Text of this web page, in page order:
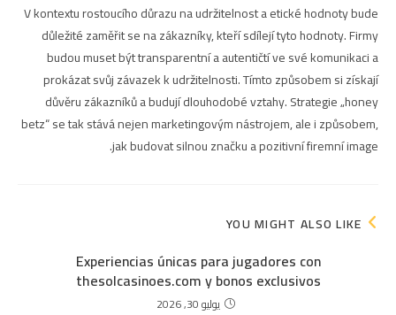
V kontextu rostoucího důrazu na udržitelnost a etické hodnoty bude
důležité zaměřit se na zákazníky, kteří sdílejí tyto hodnoty. Firmy
budou muset být transparentní a autentičtí ve své komunikaci a
prokázat svůj závazek k udržitelnosti. Tímto způsobem si získají
důvěru zákazníků a budují dlouhodobé vztahy. Strategie „honey
betz“ se tak stává nejen marketingovým nástrojem, ale i způsobem,
jak budovat silnou značku a pozitivní firemní image.
YOU MIGHT ALSO LIKE
Experiencias únicas para jugadores con
thesolcasinoes.com y bonos exclusivos
يوليو 30, 2026